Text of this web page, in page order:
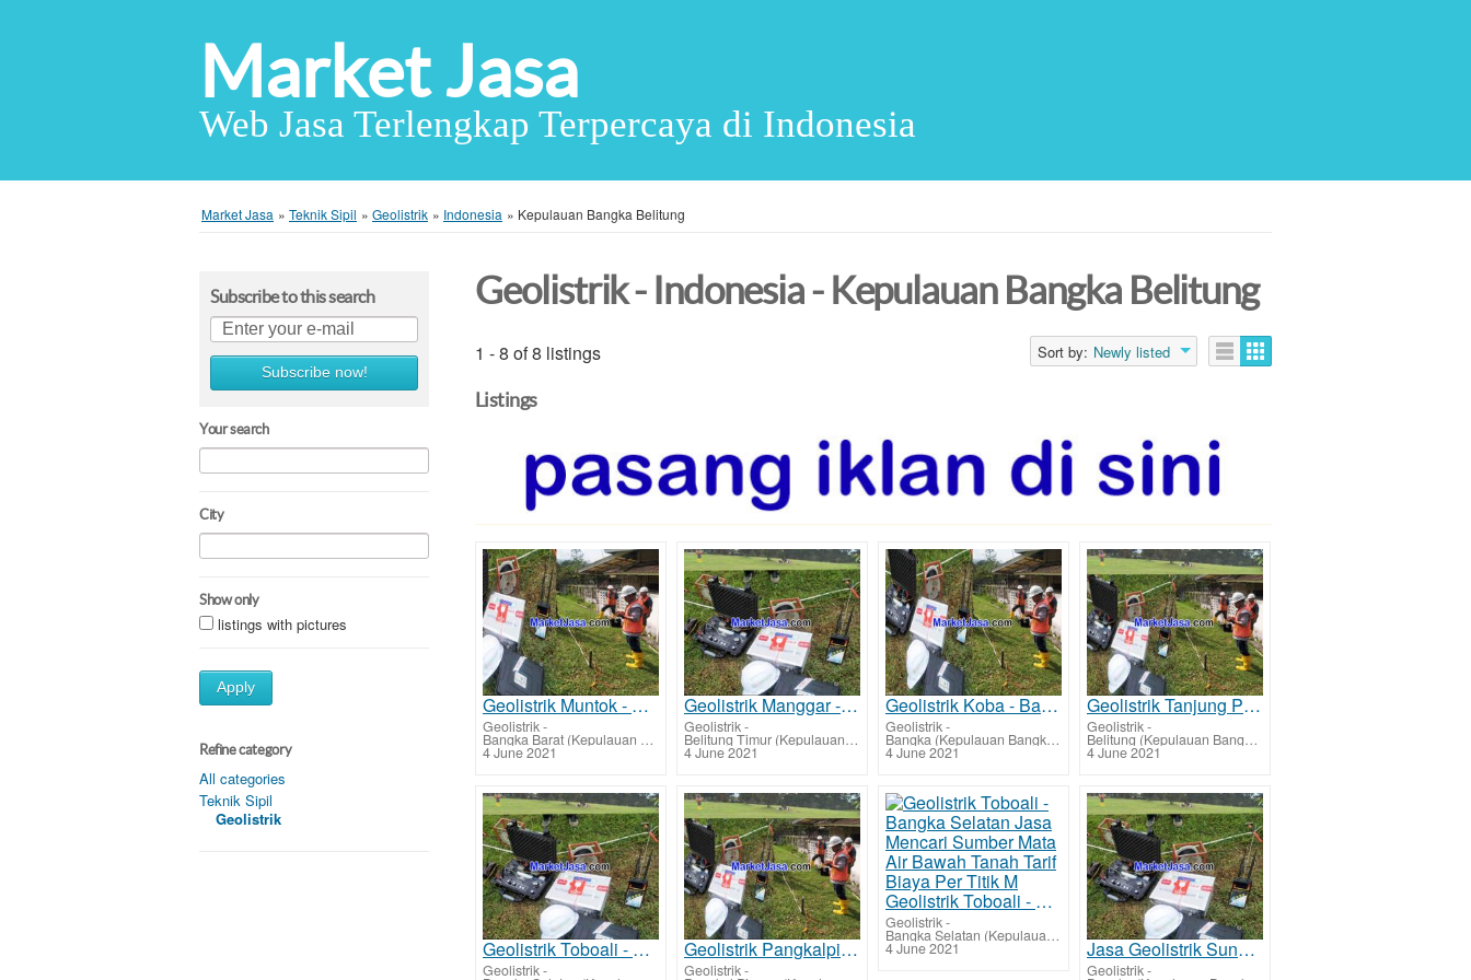
Market Jasa
Web Jasa Terlengkap Terpercaya di Indonesia
Market Jasa » Teknik Sipil » Geolistrik » Indonesia » Kepulauan Bangka Belitung
Subscribe to this search
Subscribe now!
Your search
City
Show only
listings with pictures
Apply
Refine category
All categories
Teknik Sipil
Geolistrik
Geolistrik - Indonesia - Kepulauan Bangka Belitung
1 - 8 of 8 listings Sort by: Newly listed
Listings
Geolistrik Muntok - Bangka Barat Jasa Mencari Sumber Lapisan Air Bawah Tanah Tarif Biaya Per Titik M
Geolistrik-
Bangka Barat (Kepulauan Bangka Belitung)
4 June 2021
Geolistrik Manggar - Belitung Timur Jasa Mencari Sumber Mata Air Bawah Tanah Tarif Biaya Per Titik M
Geolistrik-
Belitung Timur (Kepulauan Bangka Belitung)
4 June 2021
Geolistrik Koba - Bangka Tengah Jasa Mencari Sumber Lapisan Air Bawah Tanah Tarif Biaya Per Titik Mu
Geolistrik-
Bangka (Kepulauan Bangka Belitung)
4 June 2021
Geolistrik Tanjung Pandan - Belitung Jasa Mencari Sumber Mata Air Bawah Tanah Tarif Biaya Per Titik
Geolistrik-
Belitung (Kepulauan Bangka Belitung)
4 June 2021
Geolistrik Toboali - Bangka Selatan Jasa Mencari Sumber Mata Air Bawah Tanah Tarif Biaya Per Titik M
Geolistrik-
Geolistrik Pangkalpinang Jasa Mencari Sumber Lapisan Air Bawah Tanah Tarif Biaya Per Titik Murah
Geolistrik-
Geolistrik Toboali - Bangka Selatan Jasa Mencari Sumber Mata Air Bawah Tanah Tarif Biaya Per Titik M
Geolistrik-
Bangka Selatan (Kepulauan Bangka Belitung)
4 June 2021 Jasa Geolistrik Sungai Liat - Bangka Jasa Mencari Sumber Mata Air Bawah Tanah Tarif Biaya Per Titik
Geolistrik-